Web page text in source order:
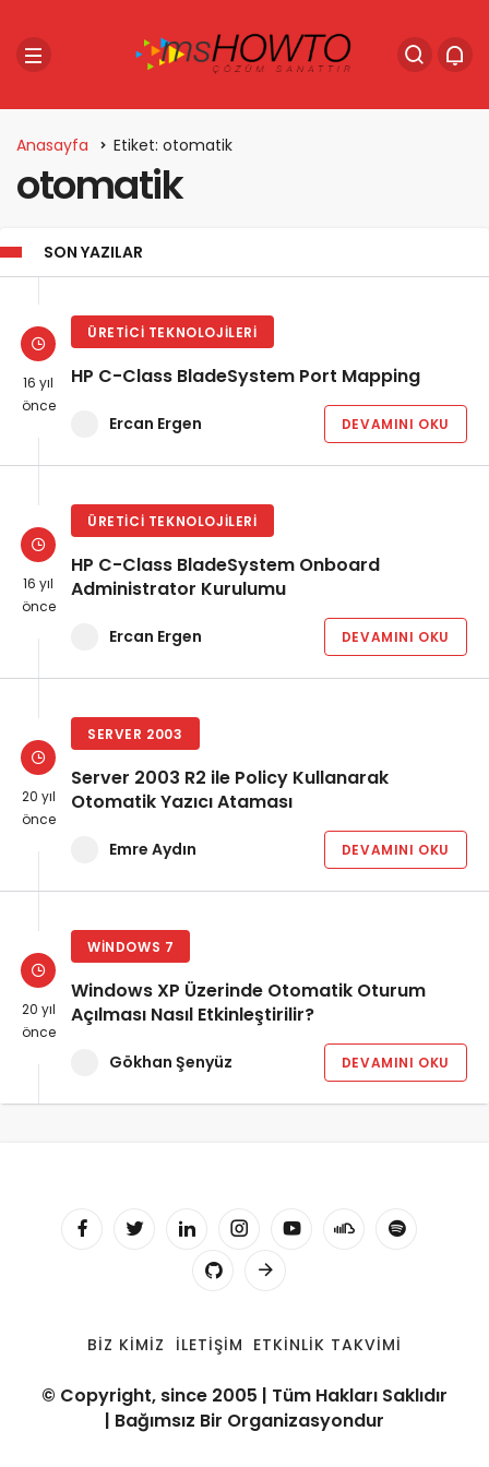
Anasayfa Etiket: otomatik
otomatik
SON YAZILAR
16 yıl
önce
ÜRETICI TEKNOLOJILERI
HP C-Class BladeSystem Port Mapping
Ercan Ergen DEVAMINI OKU
16 yıl
önce
ÜRETICI TEKNOLOJILERI
HP C-Class BladeSystem Onboard
Administrator Kurulumu
Ercan Ergen DEVAMINI OKU
20 yıl
önce
SERVER 2003
Server 2003 R2 ile Policy Kullanarak
Otomatik Yazıcı Ataması
Emre Aydın DEVAMINI OKU
20 yıl
önce
WINDOWS 7
Windows XP Üzerinde Otomatik Oturum
Açılması Nasıl Etkinleştirilir?
Gökhan Şenyüz DEVAMINI OKU
BIZ KIMIZ İLETIŞIM ETKINLIK TAKVIMI
© Copyright, since 2005 | Tüm Hakları Saklıdır
| Bağımsız Bir Organizasyondur